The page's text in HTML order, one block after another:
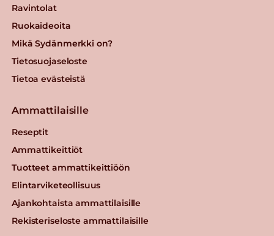
Ravintolat
Ruokaideoita
Mikä Sydänmerkki on?
Tietosuojaseloste
Tietoa evästeistä
Ammattilaisille
Reseptit
Ammattikeittiöt
Tuotteet ammattikeittiöön
Elintarviketeollisuus
Ajankohtaista ammattilaisille
Rekisteriseloste ammattilaisille